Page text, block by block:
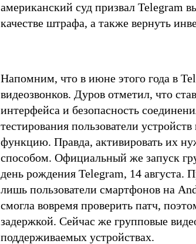
американский суд призвал Telegram
качестве штрафа, а также вернуть
Напомним, что в июне этого года в
видеозвонков. Дуров отметил, что
интерфейса и безопасность
тестирования пользователи
функцию. Правда, активировать их
способом. Официальный же запуск
день рождения Telegram, 14 августа.
лишь пользователи смартфонов на
смогла вовремя проверить патч,
задержкой. Сейчас же групповые
поддерживаемых устройствах.